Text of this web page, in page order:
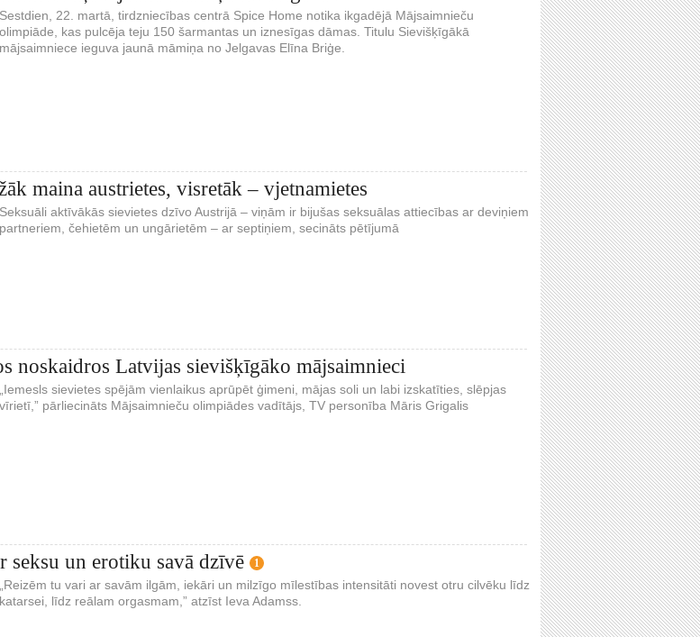
Sestdien, 22. martā, tirdzniecības centrā Spice Home notika ikgadējā Mājsaimnieču
olimpiāde, kas pulcēja teju 150 šarmantas un iznesīgas dāmas. Titulu Sievišķīgākā
mājsaimniece ieguva jaunā māmiņa no Jelgavas Elīna Briģe.
maina austrietes, visretāk – vjetnamietes
Seksuāli aktīvākās sievietes dzīvo Austrijā – viņām ir bijušas seksuālas attiecības ar deviņiem
partneriem, čehietēm un ungārietēm – ar septiņiem, secināts pētījumā
noskaidros Latvijas sievišķīgāko mājsaimnieci
„Iemesls sievietes spējām vienlaikus aprūpēt ģimeni, mājas soli un labi izskatīties, slēpjas
vīrietī,” pārliecināts Mājsaimnieču olimpiādes vadītājs, TV personība Māris Grigalis
seksu un erotiku savā dzīvē 1
„Reizēm tu vari ar savām ilgām, iekāri un milzīgo mīlestības intensitāti novest otru cilvēku līdz
katarsei, līdz reālam orgasmam,” atzīst Ieva Adamss.